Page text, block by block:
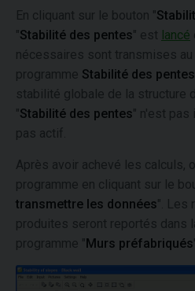
En cliquant sur le bouton "
"Stabilité des pentes" est lancé
nécessaires sont transmises au
programme Stabilité des pentes
stabilité globale de la structure
"Stabilité des pentes" n'est pas
pas actif.
Après avoir achevé les calculs,
programme en cliquant sur le
transmettre les données". Les
produites seront reportés dans
programme "Murs préfabriqués